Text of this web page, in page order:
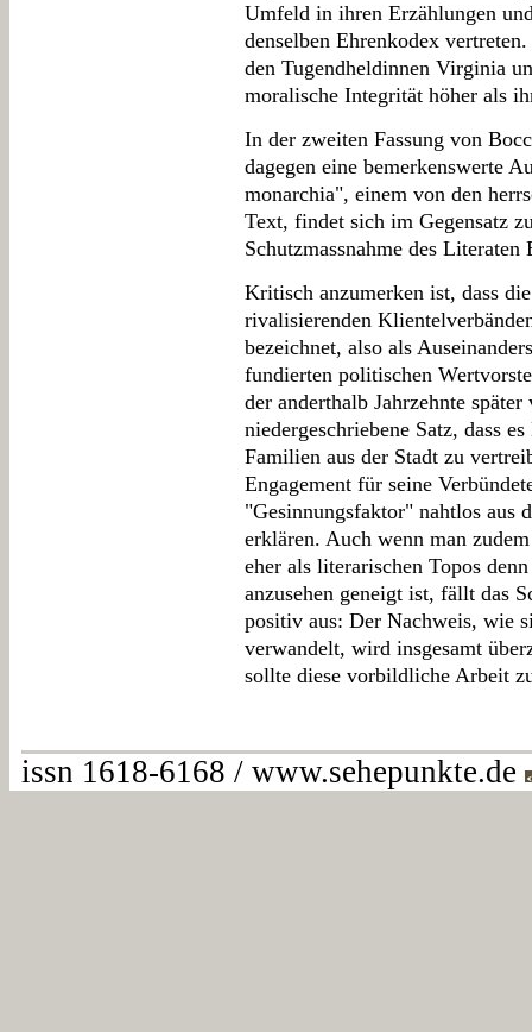
Umfeld in ihren Erzählungen
denselben Ehrenkodex
den Tugendheldinnen Virginia
moralische Integrität höher als
In der zweiten Fassung von
dagegen eine bemerkenswerte
monarchia", einem von den
Text, findet sich im Gegensatz
Schutzmassnahme des
Kritisch anzumerken ist, dass
rivalisierenden
bezeichnet, also als
fundierten politischen
der anderthalb Jahrzehnte
niedergeschriebene Satz, dass
Familien aus der Stadt zu
Engagement für seine
"Gesinnungsfaktor" nahtlos aus
erklären. Auch wenn man
eher als literarischen Topos
anzusehen geneigt ist, fällt das
positiv aus: Der Nachweis, wie
verwandelt, wird insgesamt
sollte diese vorbildliche Arbeit
issn 1618-6168 / www.sehepunkte.de